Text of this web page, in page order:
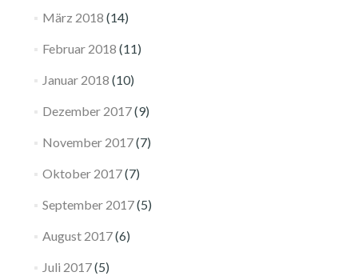
März 2018 (14)
Februar 2018 (11)
Januar 2018 (10)
Dezember 2017(9)
November 2017(7)
Oktober 2017(7)
September 2017(5)
August 2017(6)
Juli 2017(5)